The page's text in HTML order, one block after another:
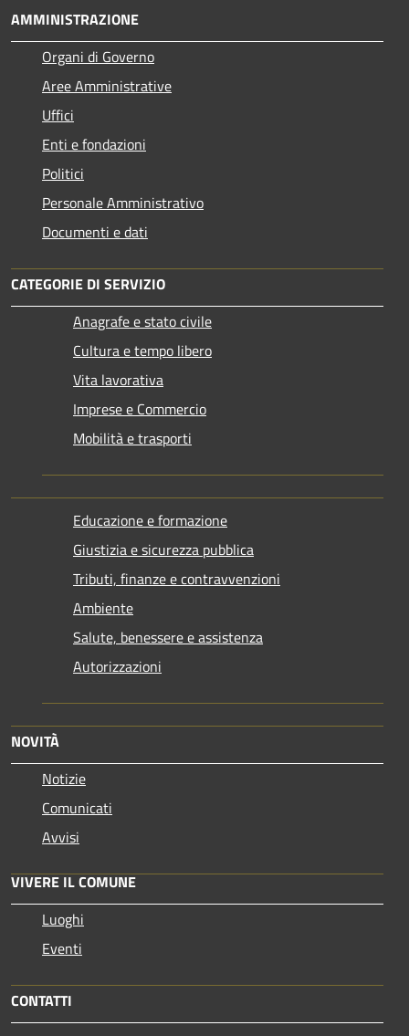
AMMINISTRAZIONE
Organi di Governo
Aree Amministrative
Uffici
Enti e fondazioni
Politici
Personale Amministrativo
Documenti e dati
CATEGORIE DI SERVIZIO
Anagrafe e stato civile
Cultura e tempo libero
Vita lavorativa
Imprese e Commercio
Mobilità e trasporti
Educazione e formazione
Giustizia e sicurezza pubblica
Tributi, finanze e contravvenzioni
Ambiente
Salute, benessere e assistenza
Autorizzazioni
NOVITÀ
Notizie
Comunicati
Avvisi
VIVERE IL COMUNE
Luoghi
Eventi
CONTATTI